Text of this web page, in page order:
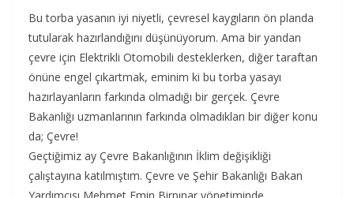
Bu torba yasanın iyi niyetli, çevresel kaygıların ön planda
tutularak hazırlandığını düşünüyorum. Ama bir yandan
çevre için Elektrikli Otomobili desteklerken, diğer taraftan
önüne engel çıkartmak, eminim ki bu torba yasayı
hazırlayanların farkında olmadığı bir gerçek. Çevre
Bakanlığı uzmanlarının farkında olmadıkları bir diğer konu
da; Çevre!
Geçtiğimiz ay Çevre Bakanlığının İklim değişikliği
çalıştayına katılmıştım. Çevre ve Şehir Bakanlığı Bakan